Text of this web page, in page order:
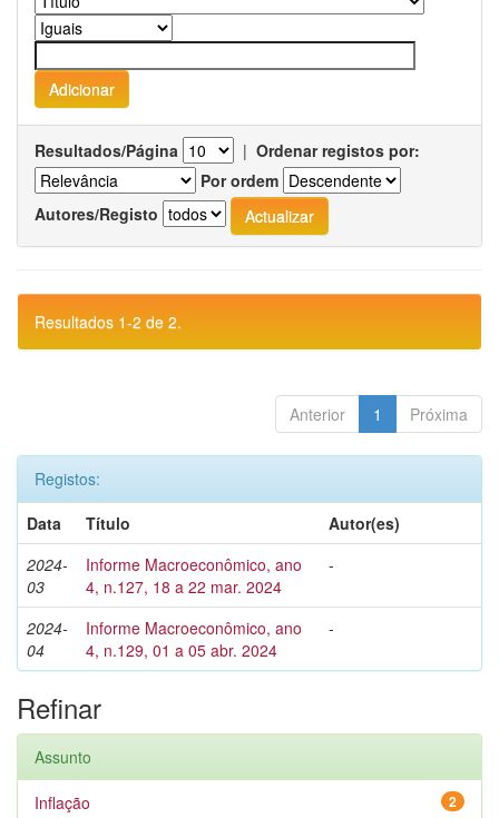
Resultados/Página | Ordenar registos por:
Por ordem
Autores/Registo
Resultados 1-2 de 2.
Anterior 1 Próxima
Registos:
Data
Título
Autor(es)
2024-
03
Informe Macroeconômico, ano
4, n.127, 18 a 22 mar. 2024
-
2024-
04
Informe Macroeconômico, ano
4, n.129, 01 a 05 abr. 2024
-
Refinar
Assunto
2
Inflação